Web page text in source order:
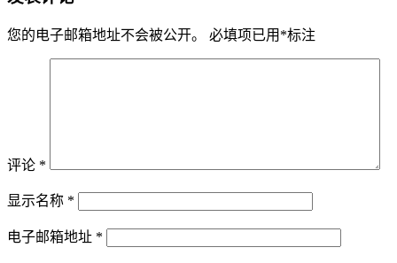
您的电子邮箱地址不会被公开。 必填项已用 *标注
评论 *
显示名称 *
电子邮箱地址 *